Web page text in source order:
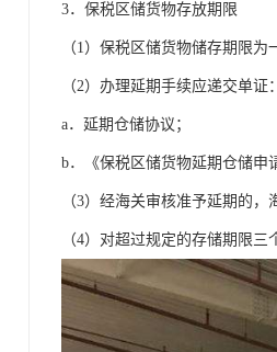
3．保税区储货物存放期限
（1）保税区储货物储存期限
（2）办理延期手续应递交单证：
a．延期仓储协议；
b．《保税区储货物延期仓储申
（3）经海关审核准予延期的
（4）对超过规定的存储期限